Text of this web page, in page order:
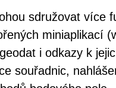
sdružovat více
miniaplikací
i odkazy k
souřadnic,